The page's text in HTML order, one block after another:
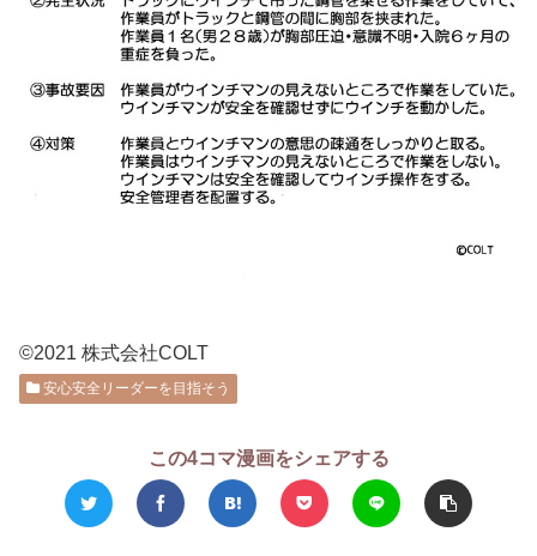
©2021 株式会社COLT
安心安全リーダーを目指そう
この4コマ漫画をシェアする